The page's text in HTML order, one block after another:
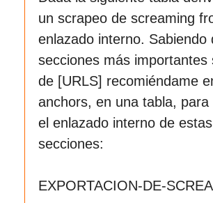
un scrapeo de screaming
enlazado interno. Sabiendo
secciones más importantes
de [URLS] recomiéndame
anchors, en una tabla, para
el enlazado interno de estas
secciones:
EXPORTACION-DE-